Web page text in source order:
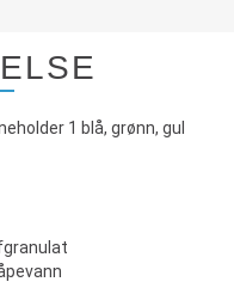
1 blå, grønn, gul